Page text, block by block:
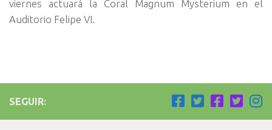
viernes actuará la Coral Magnum Mysterium en el
Auditorio Felipe VI.
SEGUIR: